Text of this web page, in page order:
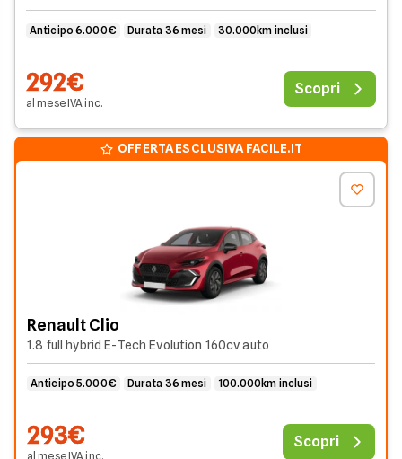
Anticipo 6.000€ Durata 36 mesi 30.000km inclusi
292€
al meseIVAinc.
Scopri
OFFERTA ESCLUSIVA FACILE.IT
Renault Clio
1.8 full hybrid E-Tech Evolution 160cv auto
Anticipo 5.000€ Durata 36 mesi 100.000km inclusi
293€
al meseIVA inc.
Scopri